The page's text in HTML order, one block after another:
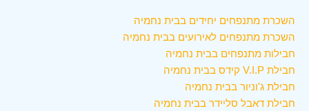
השכרת מתנפחים יחידים בבית נחמיה
השכרת מתנפחים לאירועים בבית נחמיה
חבילות מתנפחים בבית נחמיה
חבילת V.I.P קידס בבית נחמיה
חבילת ג'וניור בבית נחמיה
חבילת דאבל סליידר בבית נחמיה